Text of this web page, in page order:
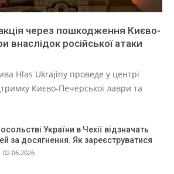
через пошкодження Києво-
внаслідок російської атаки
Hlas Ukrajiny проведе у центрі
Києво-Печерської лаври та
України в Чехії відзначать
за досягнення. Як зареєструватися
02.06.2026